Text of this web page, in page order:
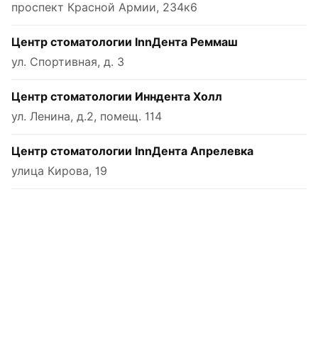
проспект Красной Армии, 234к6
Центр стоматологии InnДента Реммаш
ул. Спортивная, д. 3
Центр стоматологии Инндента Холл
ул. Ленина, д.2, помещ. 114
Центр стоматологии InnДента Апрелевка
улица Кирова, 19